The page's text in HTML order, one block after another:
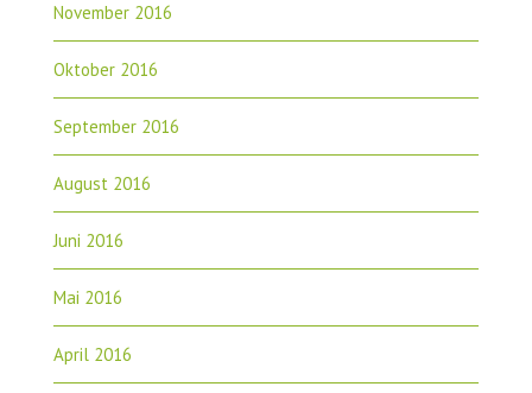
November 2016
Oktober 2016
September 2016
August 2016
Juni 2016
Mai 2016
April 2016